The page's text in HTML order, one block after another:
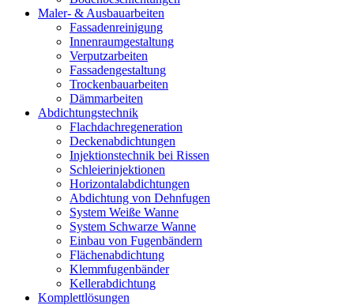
Maler- & Ausbauarbeiten
Fassadenreinigung
Innenraumgestaltung
Verputzarbeiten
Fassadengestaltung
Trockenbauarbeiten
Dämmarbeiten
Abdichtungstechnik
Flachdachregeneration
Deckenabdichtungen
Injektionstechnik bei Rissen
Schleierinjektionen
Horizontalabdichtungen
Abdichtung von Dehnfugen
System Weiße Wanne
System Schwarze Wanne
Einbau von Fugenbändern
Flächenabdichtung
Klemmfugenbänder
Kellerabdichtung
Komplettlösungen